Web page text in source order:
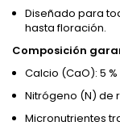
Diseñado para
hasta floración.
Composición
Calcio (CaO): 5 %
Nitrógeno (N) de
Micronutrientes